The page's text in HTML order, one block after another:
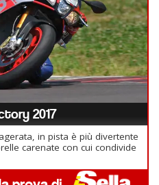
2017
in pista è più divertente
carenate con cui condivide